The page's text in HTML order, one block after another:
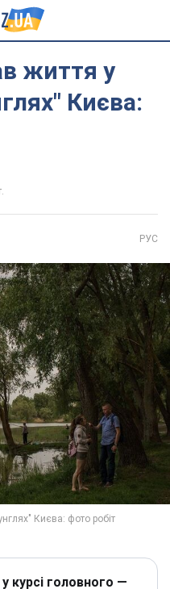
життя у
Києва:
РУС
курсі головного —